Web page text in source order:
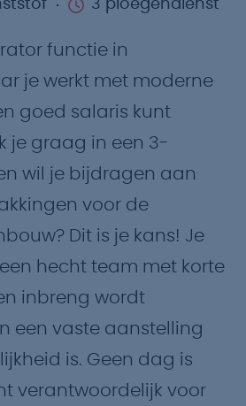
3 ploegendienst
functie in
je werkt met moderne
goed salaris kunt
je graag in een 3-
wil je bijdragen aan
voor de
Dit is je kans! Je
hecht team met korte
inbreng wordt
een vaste aanstelling
is. Geen dag is
verantwoordelijk voor